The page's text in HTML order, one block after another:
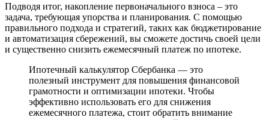
Подводя итог, накопление первоначального взноса – это
задача, требующая упорства и планирования. С помощью
правильного подхода и стратегий, таких как бюджетирование
и автоматизация сбережений, вы сможете достичь своей цели
и существенно снизить ежемесячный платеж по ипотеке.
Ипотечный калькулятор Сбербанка — это
полезный инструмент для повышения финансовой
грамотности и оптимизации ипотеки. Чтобы
эффективно использовать его для снижения
ежемесячного платежа, стоит обратить внимание